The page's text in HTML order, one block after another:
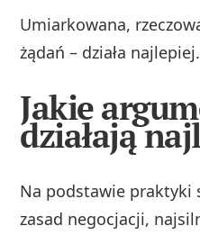
Umiarkowana,
żądań – działa najlepiej.
Jakie
działają
Na podstawie praktyki
zasad negocjacji,